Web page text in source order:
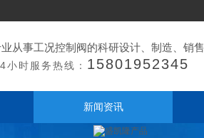
从事工况控制阀的科研设计、制造、销售
小时服务热线： 15801952345
新闻资讯